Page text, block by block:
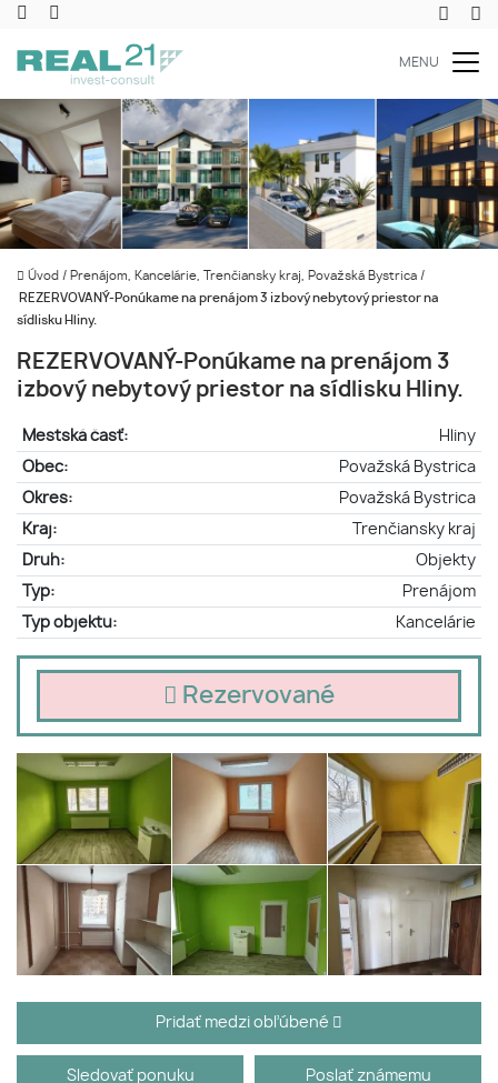
MENU
Úvod / Prenájom, Kancelárie, Trenčiansky kraj, Považská Bystrica /
REZERVOVANÝ-Ponúkame na prenájom 3 izbový nebytový priestor na
sídlisku Hliny.
REZERVOVANÝ-Ponúkame na prenájom 3
izbový nebytový priestor na sídlisku Hliny.
Mestská časť:
Hliny
Obec:
Považská Bystrica
Okres:
Považská Bystrica
Kraj:
Trenčiansky kraj
Druh:
Objekty
Typ:
Prenájom
Typ objektu:
Kancelárie
Rezervované
Pridať medzi obľúbené
Sledovať ponuku Poslať známemu